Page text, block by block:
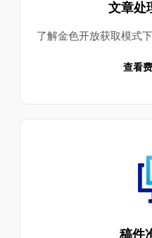
文章处
了解金色开放获取模式
查看
稿件